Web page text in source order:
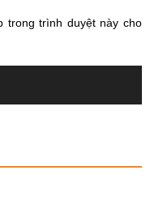
trong trình duyệt này cho